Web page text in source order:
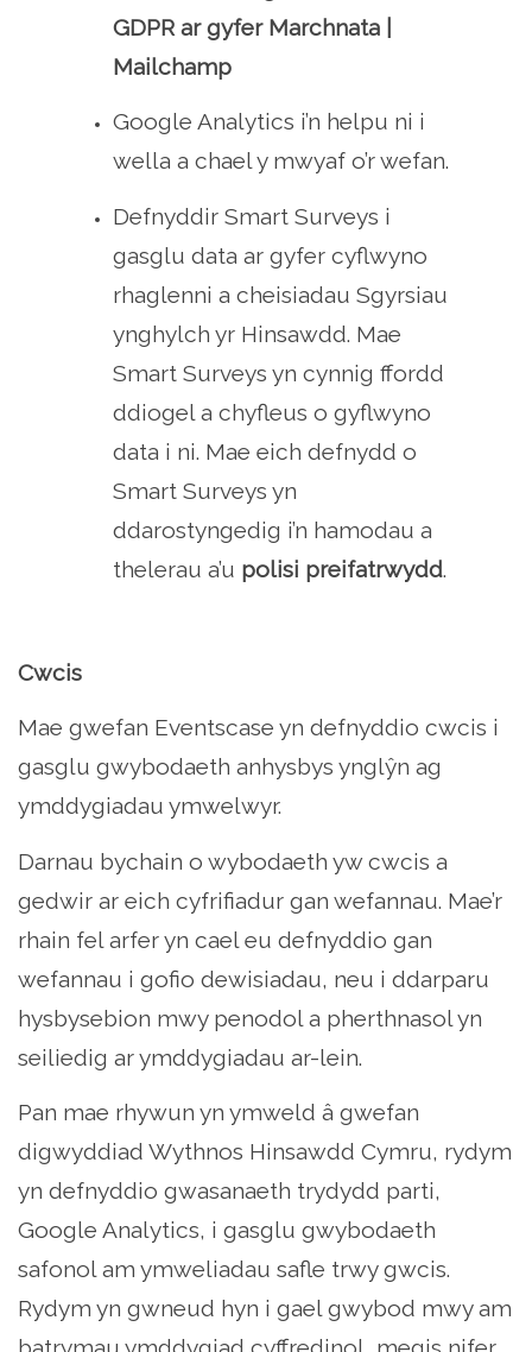
GDPR ar gyfer Marchnata |
Mailchamp
Google Analytics i’n helpu ni i
wella a chael y mwyaf o’r wefan.
Defnyddir Smart Surveys i
gasglu data ar gyfer cyflwyno
rhaglenni a cheisiadau Sgyrsiau
ynghylch yr Hinsawdd. Mae
Smart Surveys yn cynnig ffordd
ddiogel a chyfleus o gyflwyno
data i ni. Mae eich defnydd o
Smart Surveys yn
ddarostyngedig i’n hamodau a
thelerau a’u polisi preifatrwydd.
Cwcis
Mae gwefan Eventscase yn defnyddio cwcis i
gasglu gwybodaeth anhysbys ynglŷn ag
ymddygiadau ymwelwyr.
Darnau bychain o wybodaeth yw cwcis a
gedwir ar eich cyfrifiadur gan wefannau. Mae’r
rhain fel arfer yn cael eu defnyddio gan
wefannau i gofio dewisiadau, neu i ddarparu
hysbysebion mwy penodol a pherthnasol yn
seiliedig ar ymddygiadau ar-lein.
Pan mae rhywun yn ymweld â gwefan
digwyddiad Wythnos Hinsawdd Cymru, rydym
yn defnyddio gwasanaeth trydydd parti,
Google Analytics, i gasglu gwybodaeth
safonol am ymweliadau safle trwy gwcis.
Rydym yn gwneud hyn i gael gwybod mwy am